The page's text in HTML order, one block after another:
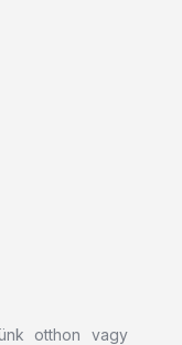
otthon vagy